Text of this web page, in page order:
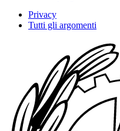
Privacy
Tutti gli argomenti